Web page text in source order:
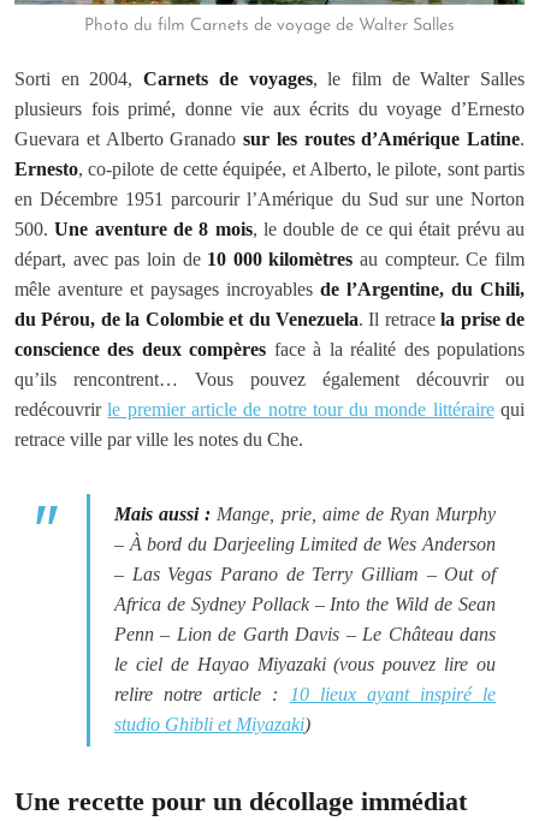
Photo du film Carnets de voyage de Walter Salles
Sorti en 2004, Carnets de voyages, le film de Walter Salles
plusieurs fois primé, donne vie aux écrits du voyage d’Ernesto
Guevara et Alberto Granado sur les routes d’Amérique Latine.
Ernesto, co-pilote de cette équipée, et Alberto, le pilote, sont partis
en Décembre 1951 parcourir l’Amérique du Sud sur une Norton
500.Une aventure de 8 mois, le double de ce qui était prévu au
départ, avec pas loin de 10 000 kilomètres au compteur. Ce film
mêle aventure et paysages incroyables de l’Argentine, du Chili,
du Pérou, de la Colombie et du Venezuela. Il retracela prise de
conscience des deux compères face à la réalité des populations
qu’ils rencontrent… Vous pouvez également découvrir ou
redécouvrirle premier article de notre tour du monde littérairequi
retrace ville par ville les notes du Che.
Mais aussi : Mange, prie, aimede Ryan Murphy
– À bord du Darjeeling Limited de Wes Anderson
– Las Vegas Parano de Terry Gilliam –Out of
Africa de Sydney Pollack –Into the Wild de Sean
Penn – Lionde Garth Davis – Le Château dans
le ciel de Hayao Miyazaki (vous pouvez lire ou
relire notre article :
10 lieux ayant inspiré le
studio Ghibli et Miyazaki)
Une recette pour un décollage immédiat